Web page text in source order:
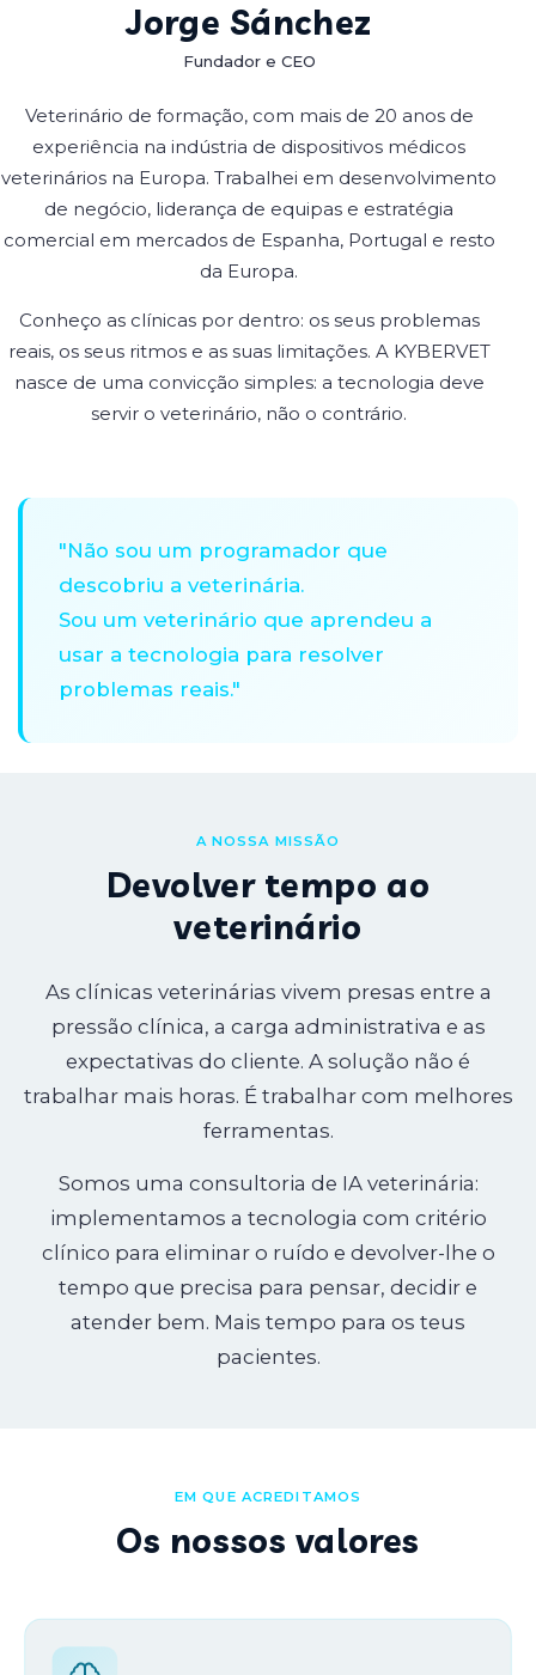
Jorge Sánchez
Fundador e CEO
Veterinário de formação, com mais de 20 anos de
experiência na indústria de dispositivos médicos
veterinários na Europa. Trabalhei em desenvolvimento
de negócio, liderança de equipas e estratégia
comercial em mercados de Espanha, Portugal e resto
da Europa.
Conheço as clínicas por dentro: os seus problemas
reais, os seus ritmos e as suas limitações. A KYBERVET
nasce de uma convicção simples: a tecnologia deve
servir o veterinário, não o contrário.
"Não sou um programador que
descobriu a veterinária.
Sou um veterinário que aprendeu a
usar a tecnologia para resolver
problemas reais."
A NOSSA MISSÃO
Devolver tempo ao
veterinário
As clínicas veterinárias vivem presas entre a
pressão clínica, a carga administrativa e as
expectativas do cliente. A solução não é
trabalhar mais horas. É trabalhar com melhores
ferramentas.
Somos uma consultoria de IA veterinária:
implementamos a tecnologia com critério
clínico para eliminar o ruído e devolver-lhe o
tempo que precisa para pensar, decidir e
atender bem. Mais tempo para os teus
pacientes.
EM QUE ACREDITAMOS
Os nossos valores